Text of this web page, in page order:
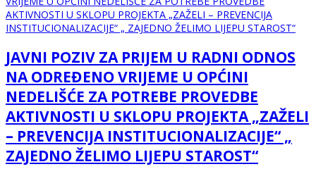
JAVNI POZIV ZA PRIJEM U RADNI ODNOS
NA ODREĐENO VRIJEME U OPĆINI
NEDELIŠĆE ZA POTREBE PROVEDBE
AKTIVNOSTI U SKLOPU PROJEKTA „ZAŽELI
– PREVENCIJA INSTITUCIONALIZACIJE“ „
ZAJEDNO ŽELIMO LIJEPU STAROST“